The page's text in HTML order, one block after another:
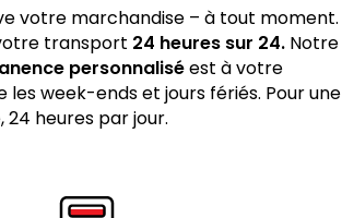
votre marchandise – à tout moment.
transport 24 heures sur 24. Notre
personnaliséest à votre
les week-ends et jours fériés. Pour une
heures par jour.